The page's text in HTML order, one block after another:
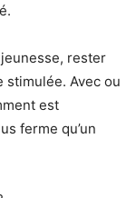
rester
stimulée. Avec ou
est
ferme qu’un